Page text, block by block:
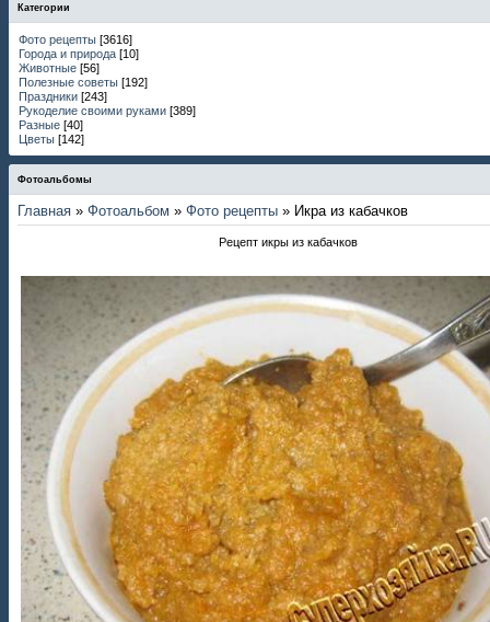
Категории
Фото рецепты [3616]
Города и природа [10]
Животные [56]
Полезные советы [192]
Праздники [243]
Рукоделие своими руками [389]
Разные [40]
Цветы [142]
Фотоальбомы
Главная » Фотоальбом » Фото рецепты » Икра из кабачков
Рецепт икры из кабачков